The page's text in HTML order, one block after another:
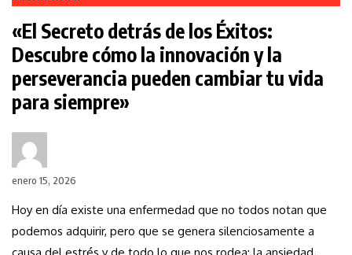
«El Secreto detrás de los Éxitos:
Descubre cómo la innovación y la
perseverancia pueden cambiar tu vida
para siempre»
enero 15, 2026
Hoy en día existe una enfermedad que no todos notan que
podemos adquirir, pero que se genera silenciosamente a